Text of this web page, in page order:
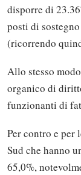
disporre di
posti di
(ricorrendo
Allo stesso
organico di
funzionanti di
Per contro e per
Sud che hanno
65,0%,